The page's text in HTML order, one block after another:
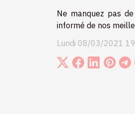
Ne manquez pas
informé de nos
Lundi 08/03/2021